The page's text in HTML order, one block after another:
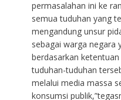
permasalahan ini ke
semua tuduhan yang
mengandung unsur
sebagai warga negara
berdasarkan
tuduhan-tuduhan
melalui media massa
konsumsi